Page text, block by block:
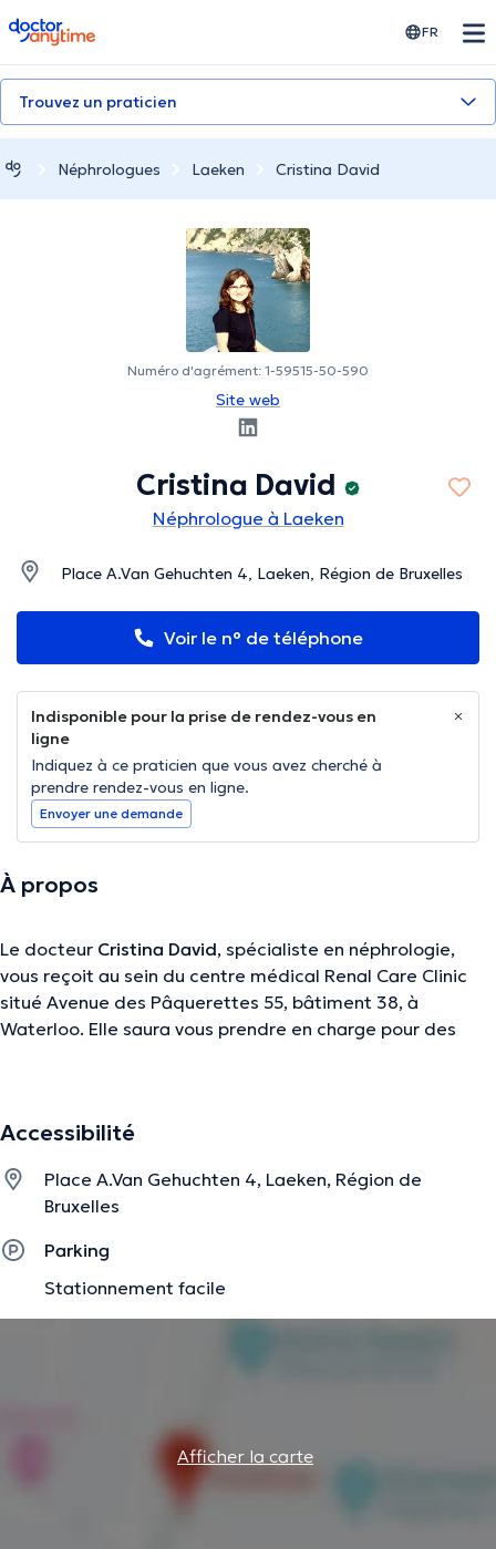
doctoranytime FR
Trouvez un praticien
Néphrologues Laeken Cristina David
Numéro d'agrément: 1-59515-50-590
Site web
Cristina David
Néphrologue à Laeken
Place A.Van Gehuchten 4, Laeken, Région de Bruxelles
Voir le n° de téléphone
Indisponible pour la prise de rendez-vous en
ligne
Indiquez à ce praticien que vous avez cherché à
prendre rendez-vous en ligne.
Envoyer une demande
À propos
Le docteur Cristina David, spécialiste en néphrologie,
vous reçoit au sein du centre médical Renal Care Clinic
situé Avenue des Pâquerettes 55, bâtiment 38, à
Waterloo. Elle saura vous prendre en charge pour des
La description a été éditée par l'équipe de Doctoranytime et se base sur des
informations vérifiées.
Accessibilité
Place A.Van Gehuchten 4, Laeken, Région de
Bruxelles
Parking
Stationnement facile
Afficher la carte